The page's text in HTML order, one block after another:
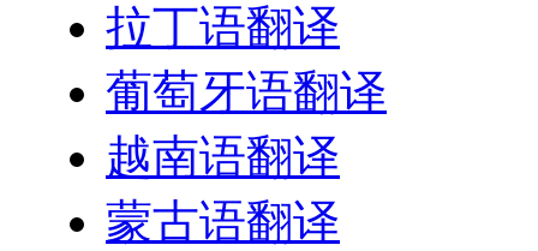
拉丁语翻译
葡萄牙语翻译
越南语翻译
蒙古语翻译